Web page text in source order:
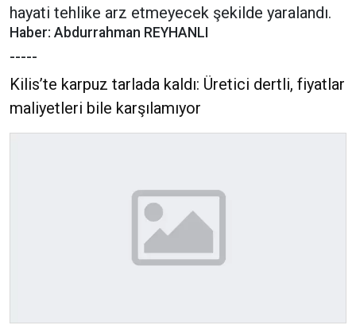
hayati tehlike arz etmeyecek şekilde yaralandı.
Haber: Abdurrahman REYHANLI
-----
Kilis’te karpuz tarlada kaldı: Üretici dertli, fiyatlar
maliyetleri bile karşılamıyor